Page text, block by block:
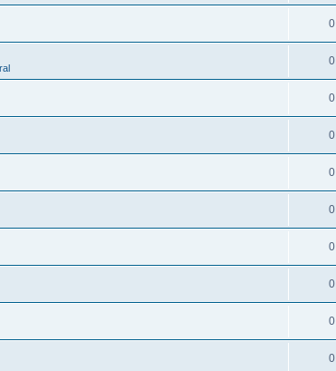
0
0
0
0
0
0
0
0
0
0